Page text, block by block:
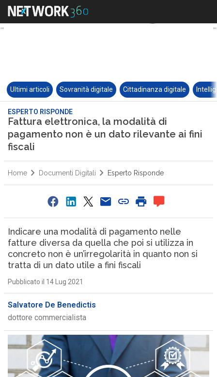
Ultimi articoli Sovranità digitale Cittadinanza digitale
ESPERTO RISPONDE
Fattura elettronica, la modalità di
pagamento non è un dato rilevante ai fini
fiscali
Home Documenti Digitali Esperto Risponde
Indicare una modalità di pagamento nelle
fatture diversa da quella che poi si utilizza in
concreto non è un’irregolarità in quanto non si
tratta di un dato utile a fini fiscali
Pubblicato il 14 Lug 2021
Salvatore De Benedictis
dottore commercialista